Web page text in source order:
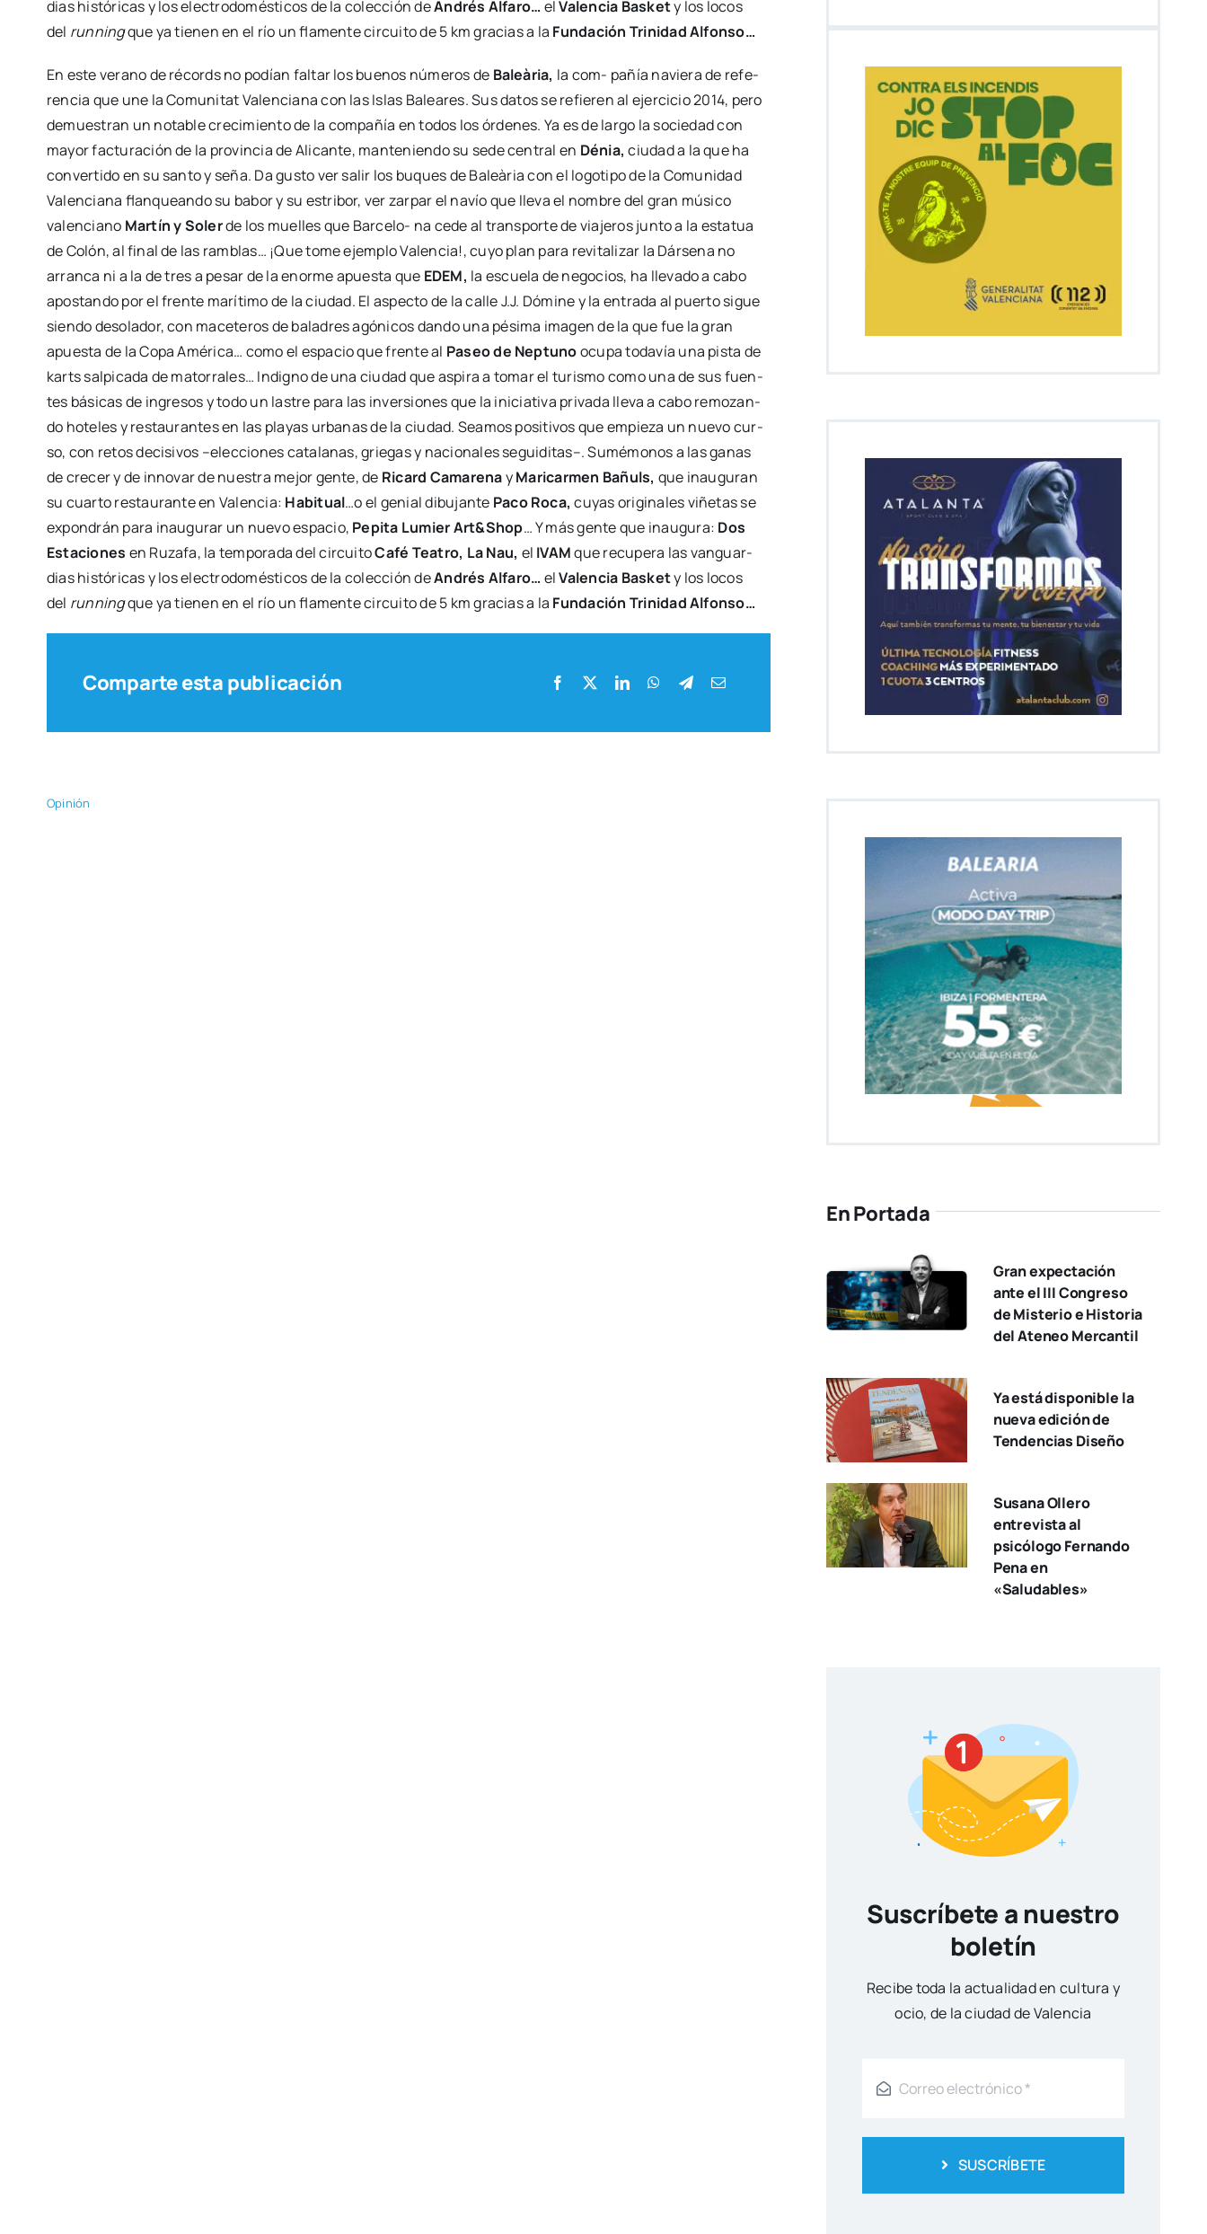
dias his­tó­ri­cas y los elec­tro­do­més­ti­cos de la colec­ción deAndrés Alfa­ro… elValen­cia Bas­kety los locos
del run­ningque ya tie­nen en el río un fla­men­te cir­cui­to de 5 km gra­cias a la Fun­da­ción Tri­ni­dad Alfon­so…
En este verano de récords no podían fal­tar los bue­nos núme­ros de Baleà­ria, la com- pañía navie­ra de refe­
ren­cia que une la Comu­ni­tat Valen­cia­na con las Islas Balea­res. Sus datos se refie­ren al ejer­ci­cio 2014, pero
demues­tran un nota­ble cre­ci­mien­to de la com­pa­ñía en todos los órde­nes. Ya es de lar­go la socie­dad con
mayor fac­tu­ra­ción de la pro­vin­cia de Ali­can­te, man­te­nien­do su sede cen­tral en Dénia,ciu­dad a la que ha
con­ver­ti­do en su san­to y seña. Da gus­to ver salir los buques de Baleà­ria con el logo­ti­po de la Comu­ni­dad
Valen­cia­na flan­quean­do su babor y su estri­bor, ver zar­par el navío que lle­va el nom­bre del gran músi­co
valen­ciano Mar­tín y Solerde los mue­lles que Bar­­ce­­lo- na cede al trans­por­te de via­je­ros jun­to a la esta­tua
de Colón, al final de las ram­blas… ¡Que tome ejem­plo Valen­cia!, cuyo plan para revi­ta­li­zar la Dár­se­na no
arran­ca ni a la de tres a pesar de la enor­me apues­ta que EDEM, la escue­la de nego­cios, ha lle­va­do a cabo
apos­tan­do por el fren­te marí­ti­mo de la ciu­dad. El aspec­to de la calle J.J. Dómi­ne y la entra­da al puer­to sigue
sien­do deso­la­dor, con mace­te­ros de bala­dres agó­ni­cos dan­do una pési­ma ima­gen de la que fue la gran
apues­ta de la Copa Amé­ri­ca… como el espa­cio que fren­te al Paseo de Nep­tunoocu­pa toda­vía una pis­ta de
karts sal­pi­ca­da de mato­rra­les… Indigno de una ciu­dad que aspi­ra a tomar el turis­mo como una de sus fuen­
tes bási­cas de ingre­sos y todo un las­tre para las inver­sio­nes que la ini­cia­ti­va pri­va­da lle­va a cabo remo­zan­
do hote­les y res­tau­ran­tes en las pla­yas urba­nas de la ciu­dad. Sea­mos posi­ti­vos que empie­za un nue­vo cur­
so, con retos deci­si­vos –elec­cio­nes cata­la­nas, grie­gas y nacio­na­les segui­di­tas–. Sumé­mo­nos a las ganas
de cre­cer y de inno­var de nues­tra mejor gen­te, de Ricard Cama­re­nayMari­car­men Bañuls, que inau­gu­ran
su cuar­to res­tau­ran­te en Valen­cia: Habi­tual…o el genial dibu­jan­te Paco Roca,cuyas ori­gi­na­les viñe­tas se
expon­drán para inau­gu­rar un nue­vo espa­cio, Pepi­ta Lumier Art&Shop… Y más gen­te que inau­gu­ra: Dos
Esta­cio­nes en Ruza­fa, la tem­po­ra­da del cir­cui­toCafé Tea­tro, La Nau, el IVAMque recu­pe­ra las van­guar­
dias his­tó­ri­cas y los elec­tro­do­més­ti­cos de la colec­ción deAndrés Alfa­ro… elValen­cia Bas­kety los locos
del run­ningque ya tie­nen en el río un fla­men­te cir­cui­to de 5 km gra­cias a la Fun­da­ción Tri­ni­dad Alfon­so…
Comparte esta publicación
Opi­nión
En Portada
Gran expectación
ante el III Congreso
de Misterio e Historia
del Ateneo Mercantil
Ya está disponible la
nueva edición de
Tendencias Diseño
Susana Ollero
entrevista al
psicólogo Fernando
Pena en
«Saludables»
Suscríbete a nuestro
boletín
Reci­be toda la actua­li­dad en cul­tu­ra y
ocio, de la ciu­dad de Valen­cia
SUSCRÍBETE